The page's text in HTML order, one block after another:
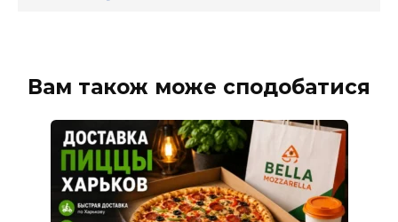
Вам також може сподобатися